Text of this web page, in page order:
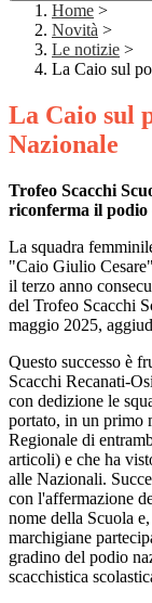
Home >
Novità >
Le notizie >
La Caio sul
La Caio sul
Nazionale
Trofeo Scacchi
riconferma il podio
La squadra
"Caio Giulio
il terzo anno
del Trofeo Scacchi
maggio 2025,
Questo successo è
Scacchi Recanati-
con dedizione le
portato, in un primo
Regionale di
articoli) e che ha
alle Nazionali.
con l'affermazione
nome della Scuola
marchigiane
gradino del podio
scacchistica